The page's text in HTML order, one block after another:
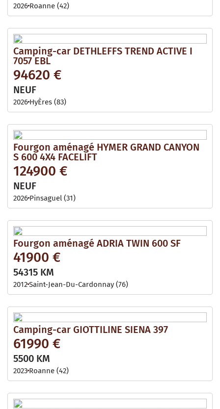
2026 Roanne (42)
Camping-car DETHLEFFS TREND ACTIVE I
7057 EBL
94620 €
NEUF
2026 HyÈres (83)
Fourgon aménagé HYMER GRAND CANYON
S 600 4X4 FACELIFT
124900 €
NEUF
2026 Pinsaguel (31)
Fourgon aménagé ADRIA TWIN 600 SF
41900 €
54315 KM
2012Saint-Jean-Du-Cardonnay (76)
Camping-car GIOTTILINE SIENA 397
61990 €
5500 KM
2023 Roanne (42)